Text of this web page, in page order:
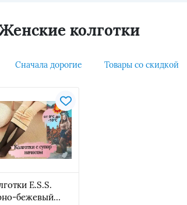
колготки
Сначала дорогие Товары со скидкой
E.S.S.
бежевый